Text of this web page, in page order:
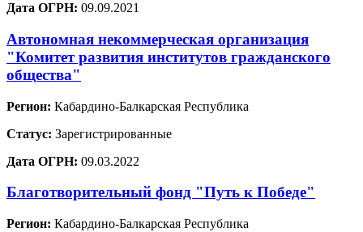
Дата ОГРН: 09.09.2021
Автономная некоммерческая организация
"Комитет развития институтов гражданского
общества"
Регион: Кабардино-Балкарская Республика
Статус: Зарегистрированные
Дата ОГРН: 09.03.2022
Благотворительный фонд "Путь к Победе"
Регион: Кабардино-Балкарская Республика